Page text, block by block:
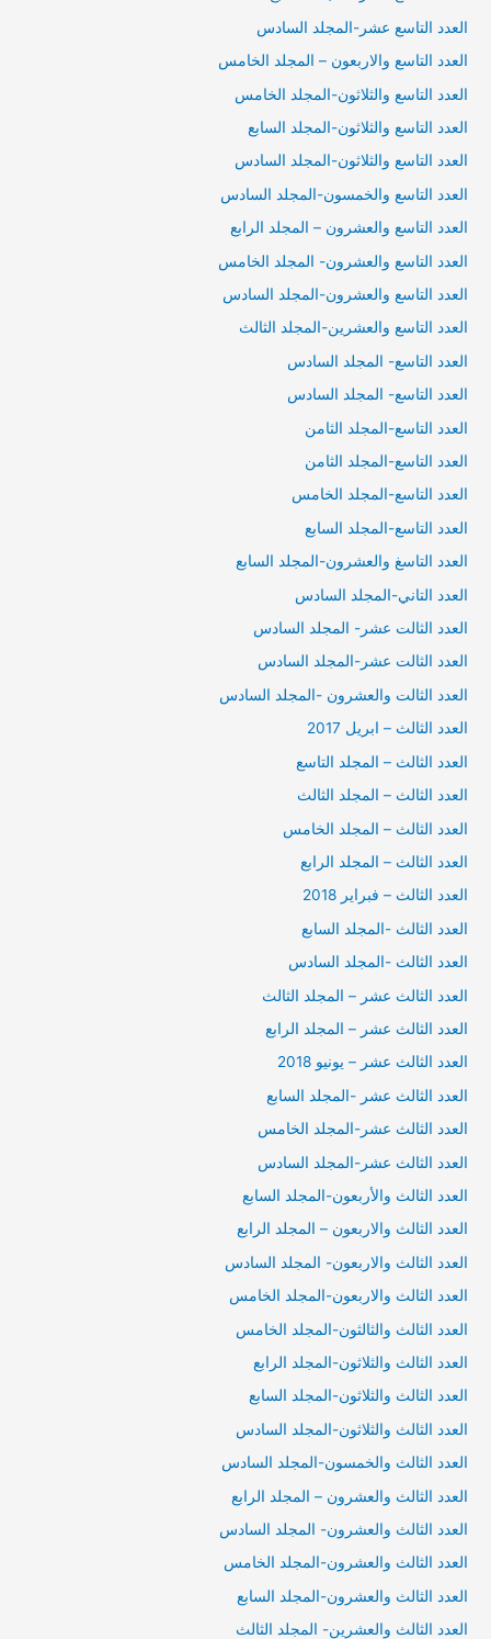
العدد التاسع عشر-المجلد السادس
العدد التاسع والاربعون – المجلد الخامس
العدد التاسع والثلاثون-المجلد الخامس
العدد التاسع والثلاثون-المجلد السابع
العدد التاسع والثلاثون-المجلد السادس
العدد التاسع والخمسون-المجلد السادس
العدد التاسع والعشرون – المجلد الرابع
العدد التاسع والعشرون- المجلد الخامس
العدد التاسع والعشرون-المجلد السادس
العدد التاسع والعشرين-المجلد الثالث
العدد التاسع- المجلد السادس
العدد التاسع- المجلد السادس
العدد التاسع-المجلد الثامن
العدد التاسع-المجلد الثامن
العدد التاسع-المجلد الخامس
العدد التاسع-المجلد السابع
العدد التاسغ والعشرون-المجلد السابع
العدد التاني-المجلد السادس
العدد الثالت عشر- المجلد السادس
العدد الثالت عشر-المجلد السادس
العدد الثالت والعشرون -المجلد السادس
العدد الثالث – ابريل 2017
العدد الثالث – المجلد التاسع
العدد الثالث – المجلد الثالث
العدد الثالث – المجلد الخامس
العدد الثالث – المجلد الرابع
العدد الثالث – فبراير 2018
العدد الثالث -المجلد السابع
العدد الثالث -المجلد السادس
العدد الثالث عشر – المجلد الثالث
العدد الثالث عشر – المجلد الرابع
العدد الثالث عشر – يونيو 2018
العدد الثالث عشر -المجلد السابع
العدد الثالث عشر-المجلد الخامس
العدد الثالث عشر-المجلد السادس
العدد الثالث والأربعون-المجلد السابع
العدد الثالث والاربعون – المجلد الرابع
العدد الثالث والاربعون- المجلد السادس
العدد الثالث والاربعون-المجلد الخامس
العدد الثالث والثالثون-المجلد الخامس
العدد الثالث والثلاثون-المجلد الرابع
العدد الثالث والثلاثون-المجلد السابع
العدد الثالث والثلاثون-المجلد السادس
العدد الثالث والخمسون-المجلد السادس
العدد الثالث والعشرون – المجلد الرابع
العدد الثالث والعشرون- المجلد السادس
العدد الثالث والعشرون-المجلد الخامس
العدد الثالث والعشرون-المجلد السابع
العدد الثالث والعشرين- المجلد الثالث